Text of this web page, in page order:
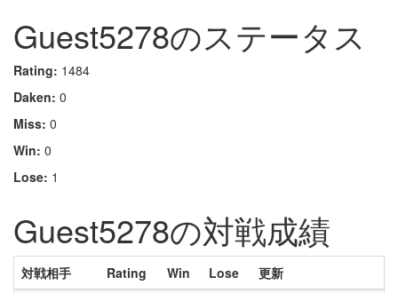
Guest5278のステータス
Rating: 1484
Daken: 0
Miss: 0
Win: 0
Lose: 1
Guest5278の対戦成績
対戦相手 Rating Win Lose
更新